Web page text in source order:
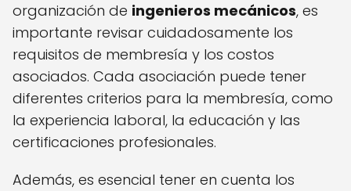
organización de ingenieros mecánicos, es
importante revisar cuidadosamente los
requisitos de membresía y los costos
asociados. Cada asociación puede tener
diferentes criterios para la membresía, como
la experiencia laboral, la educación y las
certificaciones profesionales.
Además, es esencial tener en cuenta los